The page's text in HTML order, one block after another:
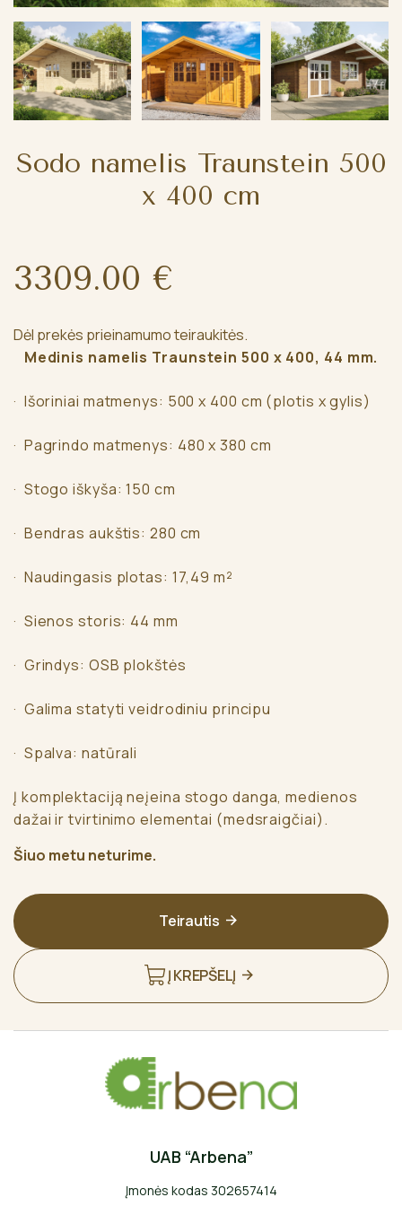
Sodo namelis Traunstein 500
x 400 cm
3309.00 €
Dėl prekės prieinamumo teiraukitės.
Medinis namelis Traunstein 500 x 400, 44 mm.
· Išoriniai matmenys: 500 x 400 cm (plotis x gylis)
· Pagrindo matmenys: 480 x 380 cm
· Stogo iškyša: 150 cm
· Bendras aukštis: 280 cm
· Naudingasis plotas: 17,49 m²
· Sienos storis: 44 mm
· Grindys: OSB plokštės
· Galima statyti veidrodiniu principu
· Spalva: natūrali
Į komplektaciją neįeina stogo danga, medienos
dažai ir tvirtinimo elementai (medsraigčiai).
Šiuo metu neturime.
Teirautis
Į KREPŠELĮ
UAB “Arbena”
Įmonės kodas 302657414